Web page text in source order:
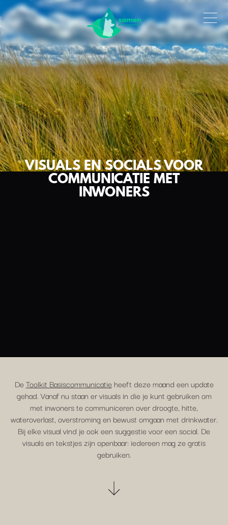
VISUALS EN SOCIALS VOOR
COMMUNICATIE MET
INWONERS
De Toolkit Basiscommunicatie heeft deze maand een update
gehad. Vanaf nu staan er visuals in die je kunt gebruiken om
met inwoners te communiceren over droogte, hitte,
wateroverlast, overstroming en bewust omgaan met drinkwater.
Bij elke visual vind je ook een suggestie voor een social. De
visuals en tekstjes zijn openbaar: iedereen mag ze gratis
gebruiken.